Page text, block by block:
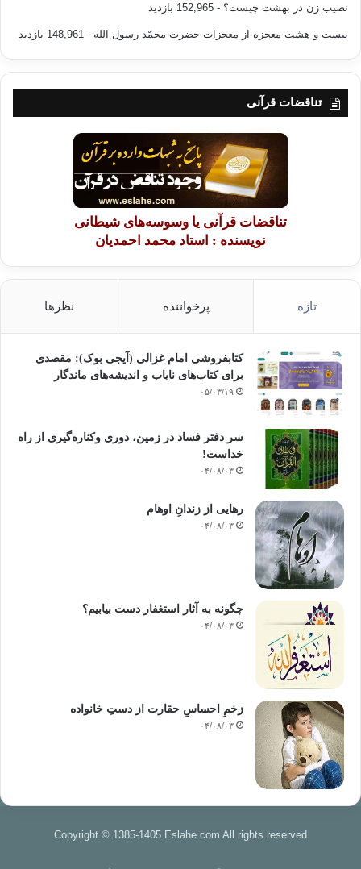
نصیب زن در بهشت چیست؟ - 152,965 بازدید
بیست و هشت معجزه از معجزات حضرت محمّد رسول الله - 148,961 بازدید
تناقضات قرآنی
تناقضات قرآنی یا وسوسه‌های شیطانی
نویسنده : استاد محمد احمدیان
تازه پرخواننده نظرها
کتابفروشی امام غزالی (آیجی بوک): مقصدی
برای کتاب‌های نایاب و اندیشه‌های ماندگار
۰۵/۰۳/۱۹
سر دفتر فساد در زمین‌، دوری وکناره‌گیری از راه
خداست‌!
۰۴/۰۸/۰۳
رهایی از زندانِ اوهام
۰۴/۰۸/۰۳
چگونه به آثار استغفار دست بیابیم؟
۰۴/۰۸/۰۳
زخمِ احساسِ حقارت از دستِ خانواده
۰۴/۰۸/۰۳
Copyright © 1385-1405 Eslahe.com All rights reserved